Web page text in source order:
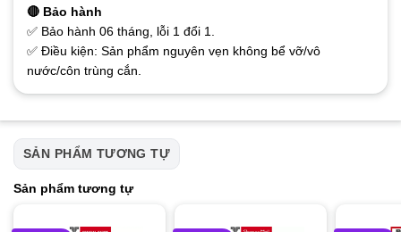
🔴 Bảo hành
✅ Bảo hành 06 tháng, lỗi 1 đổi 1.
✅ Điều kiện: Sản phẩm nguyên vẹn không bể vỡ/vô
nước/côn trùng cắn.
SẢN PHẨM TƯƠNG TỰ
Sản phẩm tương tự